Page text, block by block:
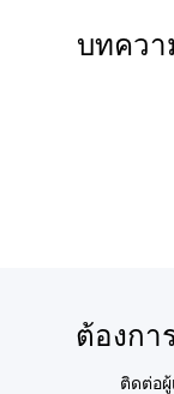
บทควา
ต้องกา
ติดต่อ